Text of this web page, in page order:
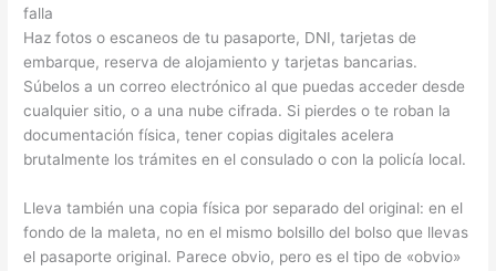
falla
Haz fotos o escaneos de tu pasaporte, DNI, tarjetas de
embarque, reserva de alojamiento y tarjetas bancarias.
Súbelos a un correo electrónico al que puedas acceder desde
cualquier sitio, o a una nube cifrada. Si pierdes o te roban la
documentación física, tener copias digitales acelera
brutalmente los trámites en el consulado o con la policía local.
Lleva también una copia física por separado del original: en el
fondo de la maleta, no en el mismo bolsillo del bolso que llevas
el pasaporte original. Parece obvio, pero es el tipo de «obvio»